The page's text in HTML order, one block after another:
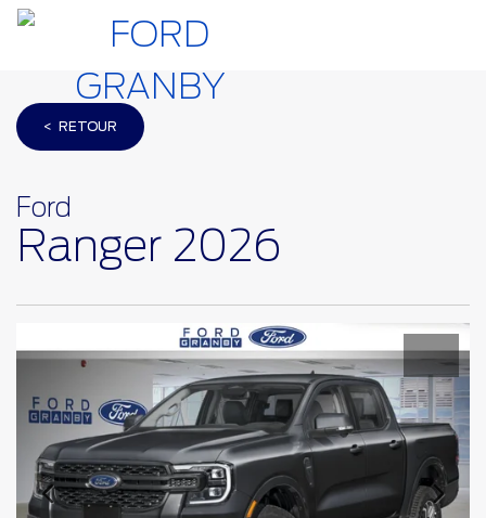
< RETOUR
Ford
Ranger 2026